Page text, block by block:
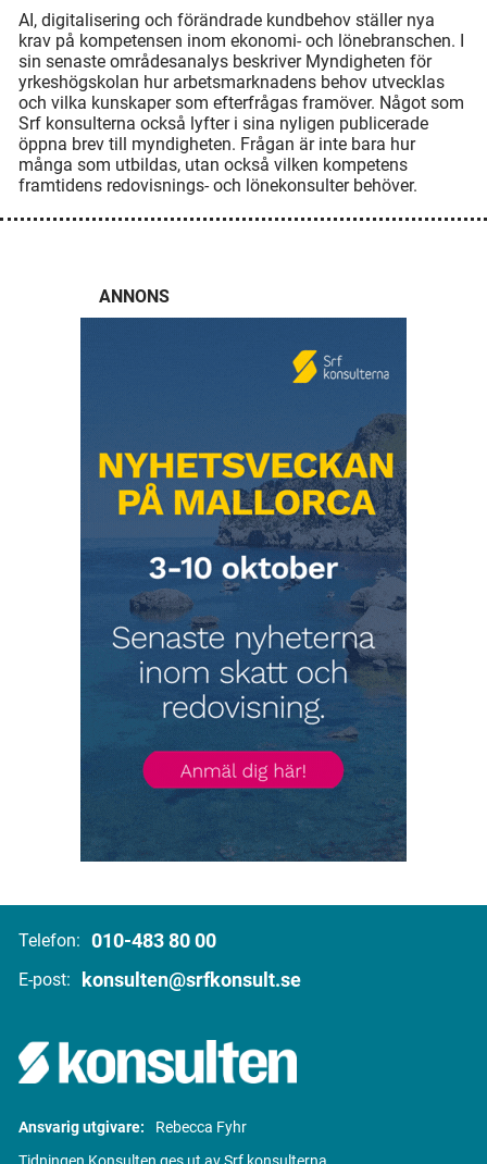
AI, digitalisering och förändrade kundbehov ställer nya
krav på kompetensen inom ekonomi- och lönebranschen. I
sin senaste områdesanalys beskriver Myndigheten för
yrkeshögskolan hur arbetsmarknadens behov utvecklas
och vilka kunskaper som efterfrågas framöver. Något som
Srf konsulterna också lyfter i sina nyligen publicerade
öppna brev till myndigheten. Frågan är inte bara hur
många som utbildas, utan också vilken kompetens
framtidens redovisnings- och lönekonsulter behöver.
ANNONS
Telefon: 010-483 80 00
E-post: konsulten@srfkonsult.se
Ansvarig utgivare:
Rebecca Fyhr